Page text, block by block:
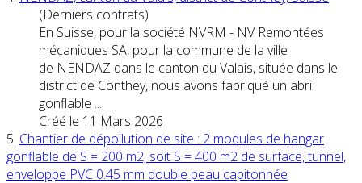
(Derniers contrats)
En Suisse, pour la société NVRM - NV Remontées
mécaniques SA, pour la commune de la ville
de NENDAZ dans le canton du Valais, située dans le
district de Conthey, nous avons fabriqué un abri
gonflable ...
Créé le 11 Mars 2026
5. Chantier de dépollution de site : 2 modules de hangar
gonflable de S = 200 m2, soit S = 400 m2 de surface, tunnel,
enveloppe PVC 0.45 mm double peau capitonnée